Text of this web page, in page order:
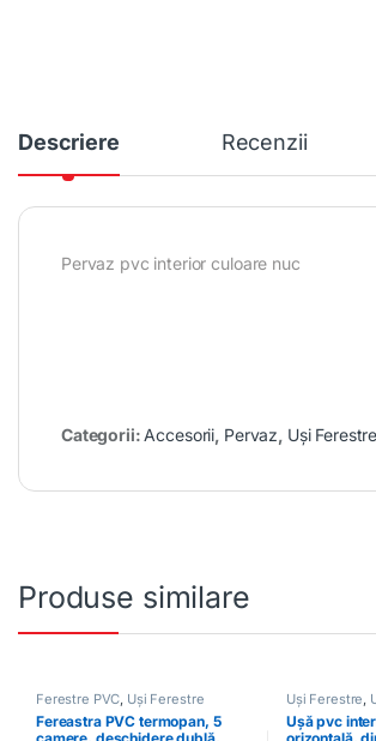
Descriere Recenzii
Pervaz pvc interior culoare nuc
Categorii: Accesorii, Pervaz, Uși Ferestre
Produse similare
Ferestre PVC, Uși Ferestre
Fereastra PVC termopan, 5
Uși Ferestre,
Ușă pvc